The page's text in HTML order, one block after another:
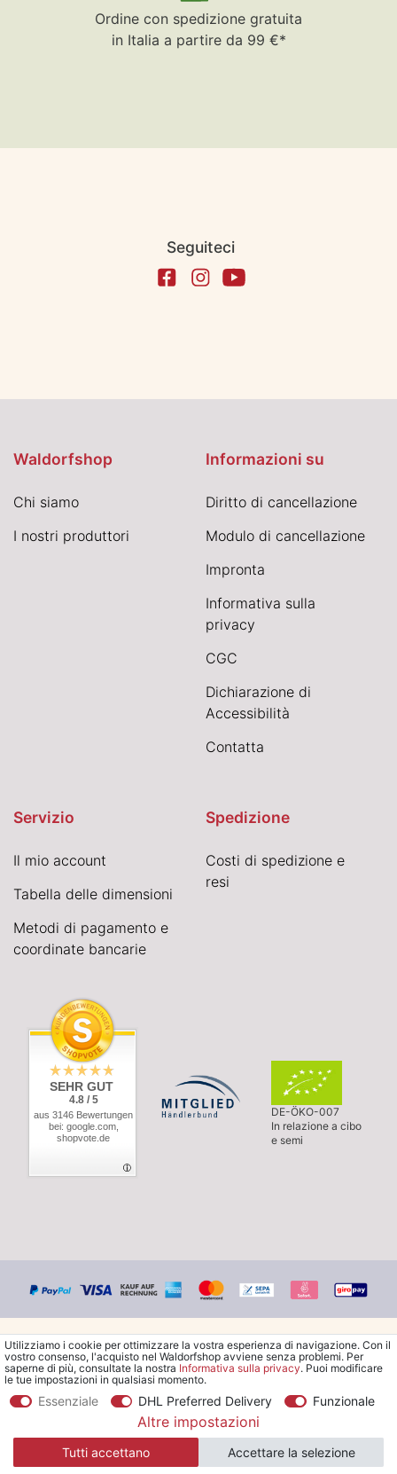
Ordine con spedizione gratuita
in Italia a partire da 99 €*
Seguiteci
Waldorfshop
Chi siamo
I nostri produttori
Informazioni su
Diritto di cancellazione
Modulo di cancellazione
Impronta
Informativa sulla
privacy
CGC
Dichiarazione di
Accessibilità
Contatta
Servizio
Il mio account
Tabella delle dimensioni
Metodi di pagamento e
coordinate bancarie
Spedizione
Costi di spedizione e
resi
SEHR GUT
4.8 / 5
aus 3146 Bewertungen
bei: google.com,
shopvote.de
DE-ÖKO-007
In relazione a cibo
e semi
© Copyright 2026 Waldorfshop |Tutti i diritti riservati.
*Ordina la spedizione gratuita in Italia a partire da 99 €. Sono
escluse le merci ingombranti.
Utilizziamo i cookie per ottimizzare la vostra esperienza di navigazione. Con il
vostro consenso, l'acquisto nel Waldorfshop avviene senza problemi. Per
saperne di più, consultate la nostra Informativa sulla privacy. Puoi modificare
le tue impostazioni in qualsiasi momento.
Essenziale DHL Preferred Delivery Funzionale
Altre impostazioni
Tutti accettano Accettare la selezione